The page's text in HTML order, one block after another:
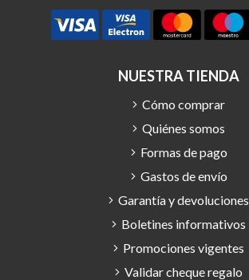
NUESTRA TIENDA
Cómo comprar
Quiénes somos
Formas de pago
Gastos de envío
Garantía y devoluciones
Boletines informativos
Promociones vigentes
Validar cheque regalo